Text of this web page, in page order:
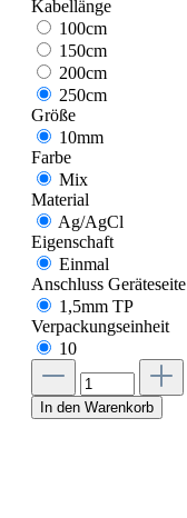
Kabellänge
100cm
150cm
200cm
250cm
Größe
10mm
Farbe
Mix
Material
Ag/AgCl
Eigenschaft
Einmal
Anschluss Geräteseite
1,5mm TP
Verpackungseinheit
10
In den Warenkorb